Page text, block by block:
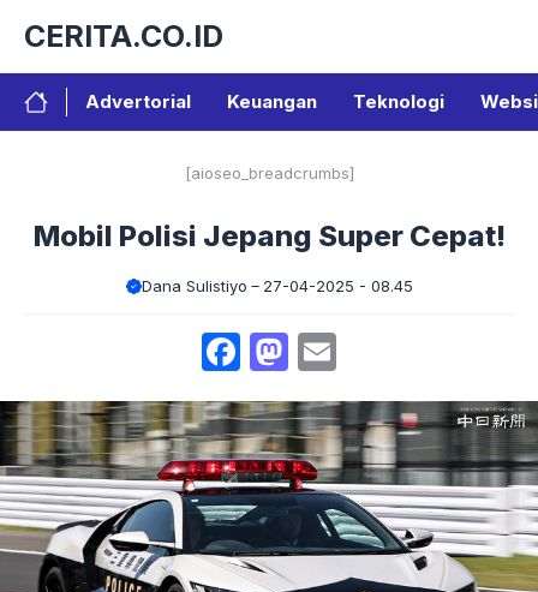
isi
CERITA.CO.ID
Advertorial Keuangan Teknologi
[aioseo_breadcrumbs]
Mobil Polisi Jepang Super Cepat!
Dana Sulistiyo 27-04-2025 - 08.45
Facebook
Mastodon